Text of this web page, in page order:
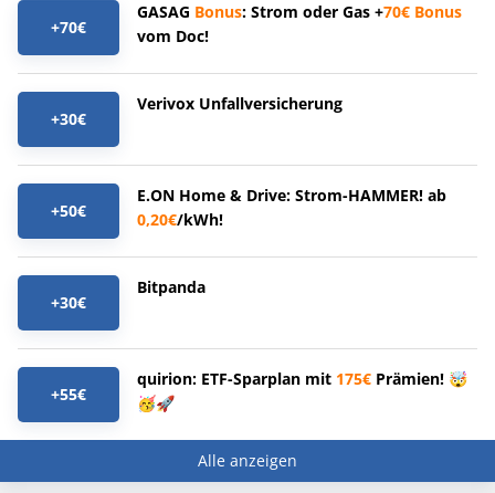
+70€
GASAG Bonus: Strom oder Gas +70€ Bonus
vom Doc!
+30€
Verivox Unfallversicherung
+50€
E.ON Home & Drive: Strom-HAMMER! ab
0,20€/kWh!
+30€
Bitpanda
+55€
quirion: ETF-Sparplan mit 175€ Prämien! 🤯
🥳🚀
Alle anzeigen